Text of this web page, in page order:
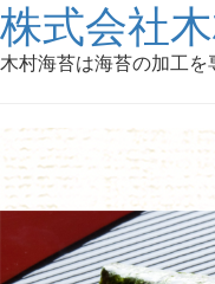
株式会社
木村海苔は海苔の加工